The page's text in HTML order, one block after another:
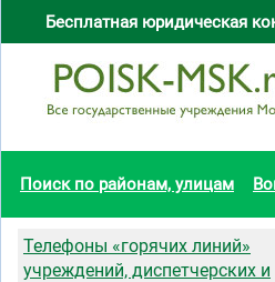
Бесплатная юридическая
Поиск по районам, улицам
Телефоны «горячих линий»
учреждений, диспетчерских и